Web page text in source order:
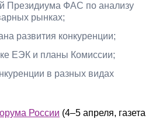
Президиума ФАС по анализу
рынках;
развития конкуренции;
ЕЭК и планы Комиссии;
в разных видах
России (4–5 апреля, газета